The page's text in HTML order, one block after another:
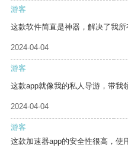
游客
这款软件简直是神器，解决了我所
2024-04-04
游客
这款app就像我的私人导游，带我
2024-04-04
游客
这款加速器app的安全性很高，使